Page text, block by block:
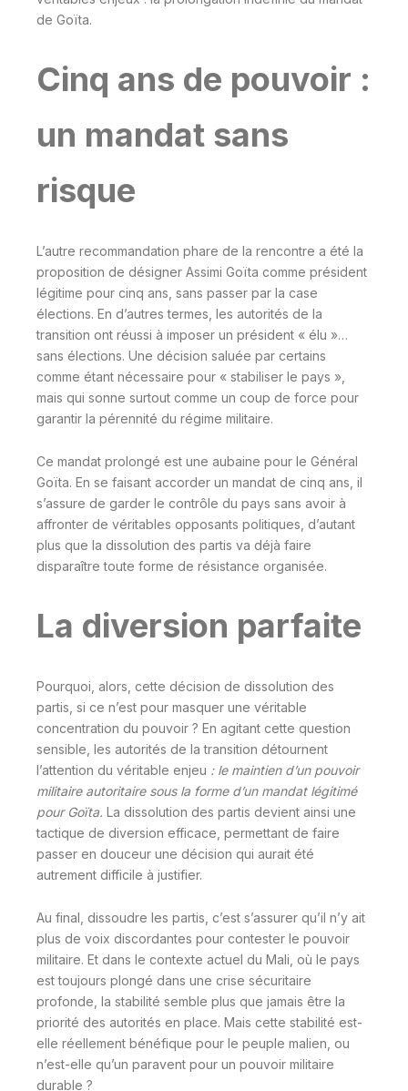
de Goïta.
Cinq ans de pouvoir :
un mandat sans
risque
L’autre recommandation phare de la rencontre a été la
proposition de désigner Assimi Goïta comme président
légitime pour cinq ans, sans passer par la case
élections. En d’autres termes, les autorités de la
transition ont réussi à imposer un président « élu »…
sans élections. Une décision saluée par certains
comme étant nécessaire pour « stabiliser le pays »,
mais qui sonne surtout comme un coup de force pour
garantir la pérennité du régime militaire.
Ce mandat prolongé est une aubaine pour le Général
Goïta. En se faisant accorder un mandat de cinq ans, il
s’assure de garder le contrôle du pays sans avoir à
affronter de véritables opposants politiques, d’autant
plus que la dissolution des partis va déjà faire
disparaître toute forme de résistance organisée.
La diversion parfaite
Pourquoi, alors, cette décision de dissolution des
partis, si ce n’est pour masquer une véritable
concentration du pouvoir ? En agitant cette question
sensible, les autorités de la transition détournent
l’attention du véritable enjeu : le maintien d’un pouvoir
militaire autoritaire sous la forme d’un mandat légitimé
pour Goïta. La dissolution des partis devient ainsi une
tactique de diversion efficace, permettant de faire
passer en douceur une décision qui aurait été
autrement difficile à justifier.
Au final, dissoudre les partis, c’est s’assurer qu’il n’y ait
plus de voix discordantes pour contester le pouvoir
militaire. Et dans le contexte actuel du Mali, où le pays
est toujours plongé dans une crise sécuritaire
profonde, la stabilité semble plus que jamais être la
priorité des autorités en place. Mais cette stabilité est-
elle réellement bénéfique pour le peuple malien, ou
n’est-elle qu’un paravent pour un pouvoir militaire
durable ?